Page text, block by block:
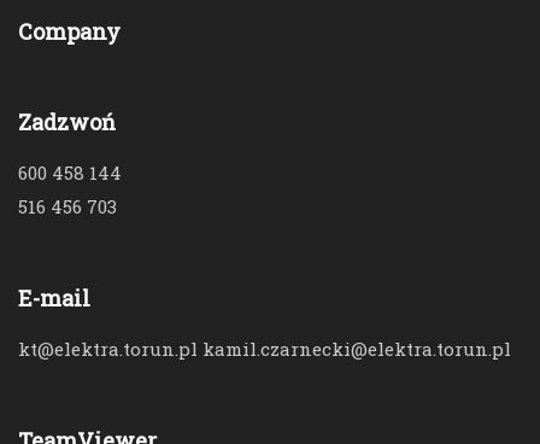
Company
Zadzwoń
600 458 144
516 456 703
E-mail
kt@elektra.torun.pl kamil.czarnecki@elektra.torun.pl